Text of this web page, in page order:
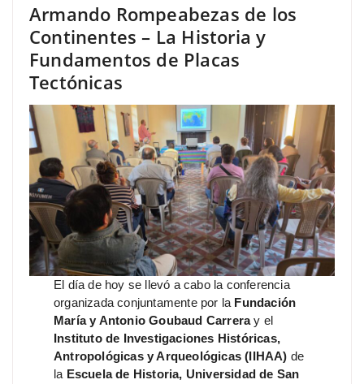
Armando Rompeabezas de los
Continentes – La Historia y
Fundamentos de Placas
Tectónicas
El día de hoy se llevó a cabo la conferencia
organizada conjuntamente por la Fundación
María y Antonio Goubaud Carreray el
Instituto de Investigaciones Históricas,
Antropológicas y Arqueológicas (IIHAA) de
la Escuela de Historia, Universidad de San